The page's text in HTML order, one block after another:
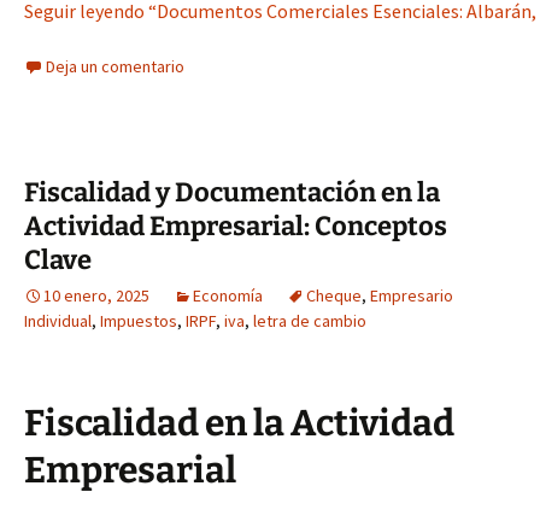
Seguir leyendo “Documentos Comerciales Esenciales: Albarán,
Deja un comentario
Fiscalidad y Documentación en la
Actividad Empresarial: Conceptos
Clave
10 enero, 2025 Economía Cheque, Empresario
Individual, Impuestos, IRPF, iva, letra de cambio
Fiscalidad en la Actividad
Empresarial